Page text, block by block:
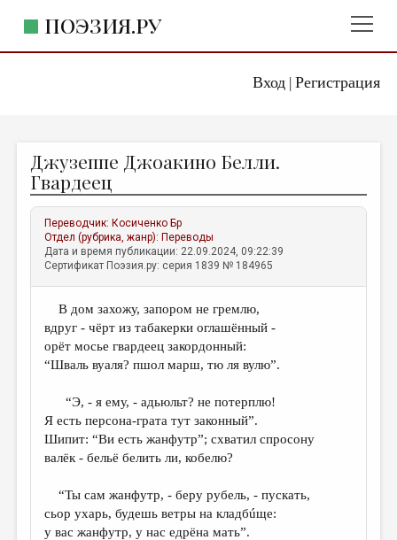
Вход| Регистрация
ПОЭЗИЯ.РУ
ЖАНРЫ
АВТОРЫ
КОММЕНТАРИИ
ЛИТСАЛОН
ПРАВИЛА САЙТА
ОТДЕЛЫ И РУБРИКИ
ДАЙДЖЕСТ
ПРОИЗВЕДЕНИЯ
КОНКУРСЫ
Джузеппе Джоакино Белли.
Гвардеец
Переводчик: Косиченко Бр
Отдел (рубрика, жанр): Переводы
Дата и время публикации: 22.09.2024, 09:22:39
Сертификат Поэзия.ру: серия 1839 № 184965
В дом захожу, запором не гремлю,
вдруг - чёрт из табакерки оглашённый -
орёт мосье гвардеец закордонный:
“Шваль вуаля? пшол марш, тю ля вулю”.
“Э, - я ему, - адьюльт? не потерплю!
Я есть персона-грата тут законный”.
Шипит: “Ви есть жанфутр”; схватил спросону
валёк - бельё белить ли, кобелю?
“Ты сам жанфутр, - беру рубель, - пускать,
сьор ухарь, будешь ветры на кладбúще:
у вас жанфутр, у нас едрёна мать”.